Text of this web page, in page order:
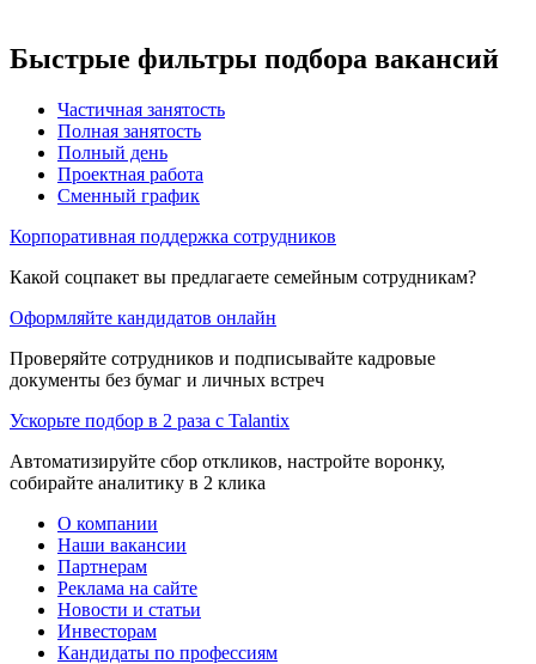
Быстрые фильтры подбора вакансий
Частичная занятость
Полная занятость
Полный день
Проектная работа
Сменный график
Корпоративная поддержка сотрудников
Какой соцпакет вы предлагаете семейным сотрудникам?
Оформляйте кандидатов онлайн
Проверяйте сотрудников и подписывайте кадровые
документы без бумаг и личных встреч
Ускорьте подбор в 2 раза с Talantix
Автоматизируйте сбор откликов, настройте воронку,
собирайте аналитику в 2 клика
О компании
Наши вакансии
Партнерам
Реклама на сайте
Новости и статьи
Инвесторам
Кандидаты по профессиям